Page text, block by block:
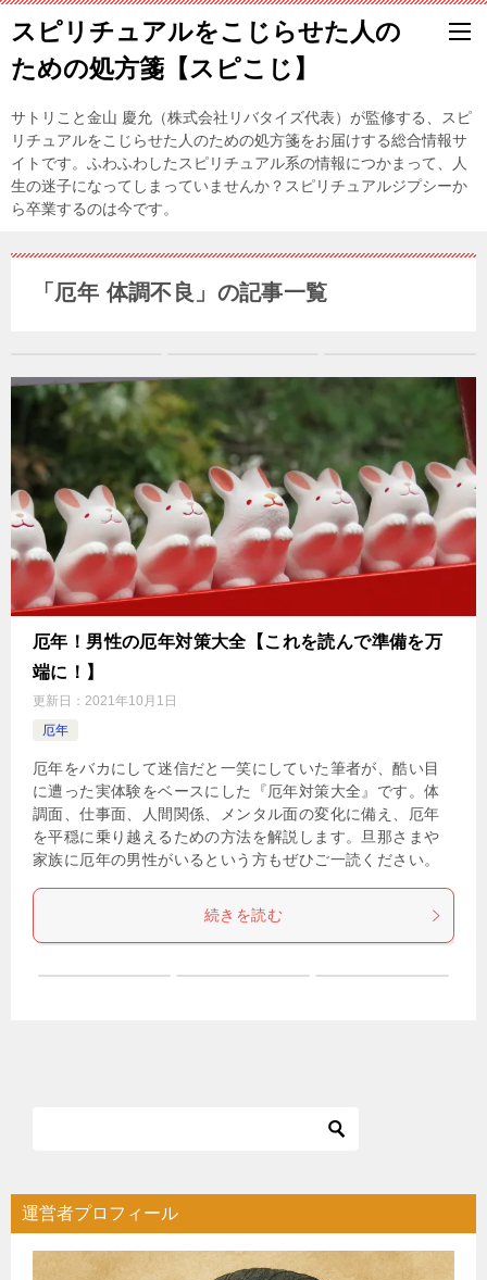
スピリチュアルをこじらせた人の
ための処方箋【スピこじ】
サトリこと金山 慶允（株式会社リバタイズ代表）が監修する、スピ
リチュアルをこじらせた人のための処方箋をお届けする総合情報サ
イトです。ふわふわしたスピリチュアル系の情報につかまって、人
生の迷子になってしまっていませんか？スピリチュアルジプシーか
ら卒業するのは今です。
「厄年 体調不良」の記事一覧
厄年！男性の厄年対策大全【これを読んで準備を万
端に！】
更新日： 2021年10月1日
厄年
厄年をバカにして迷信だと一笑にしていた筆者が、酷い目
に遭った実体験をベースにした『厄年対策大全』です。体
調面、仕事面、人間関係、メンタル面の変化に備え、厄年
を平穏に乗り越えるための方法を解説します。旦那さまや
家族に厄年の男性がいるという方もぜひご一読ください。
続きを読む
運営者プロフィール